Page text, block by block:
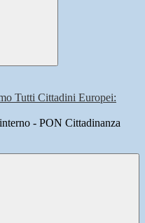
Tutti Cittadini Europei:
- PON Cittadinanza